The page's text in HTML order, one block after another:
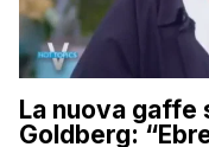
La nuova gaffe
Goldberg: